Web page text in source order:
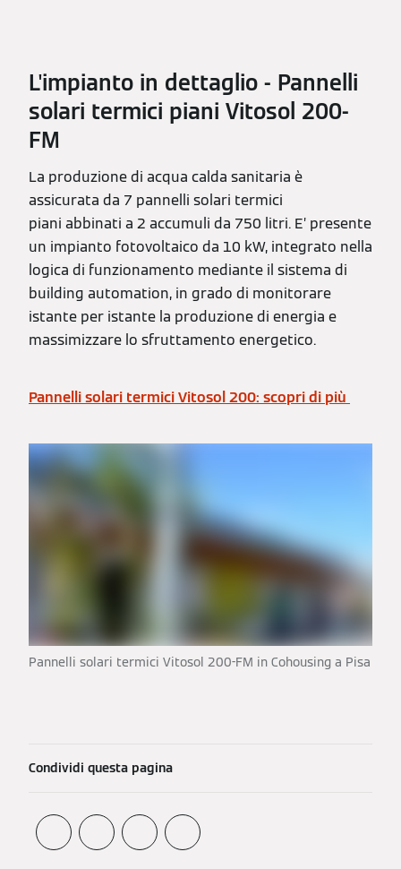
L'impianto in dettaglio - Pannelli
solari termici piani Vitosol 200-
FM
La produzione di acqua calda sanitaria è
assicurata da 7 pannelli solari termici
piani abbinati a 2 accumuli da 750 litri. E’ presente
un impianto fotovoltaico da 10 kW, integrato nella
logica di funzionamento mediante il sistema di
building automation, in grado di monitorare
istante per istante la produzione di energia e
massimizzare lo sfruttamento energetico.
Pannelli solari termici Vitosol 200: scopri di più
Pannelli solari termici Vitosol 200-FM in Cohousing a Pisa
Condividi questa pagina